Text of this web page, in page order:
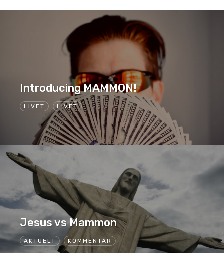
LIVET LIVET
Introducing MAMMON!
AKTUELT KOMMENTAR
Jesus vs Mammon